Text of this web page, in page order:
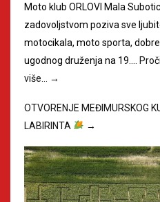
Moto klub ORLOVI Mala
zadovoljstvom poziva sve
motocikala, moto sporta,
ugodnog druženja na 19.…
više…
→
OTVORENJE MEĐIMURSKOG
LABIRINTA
→